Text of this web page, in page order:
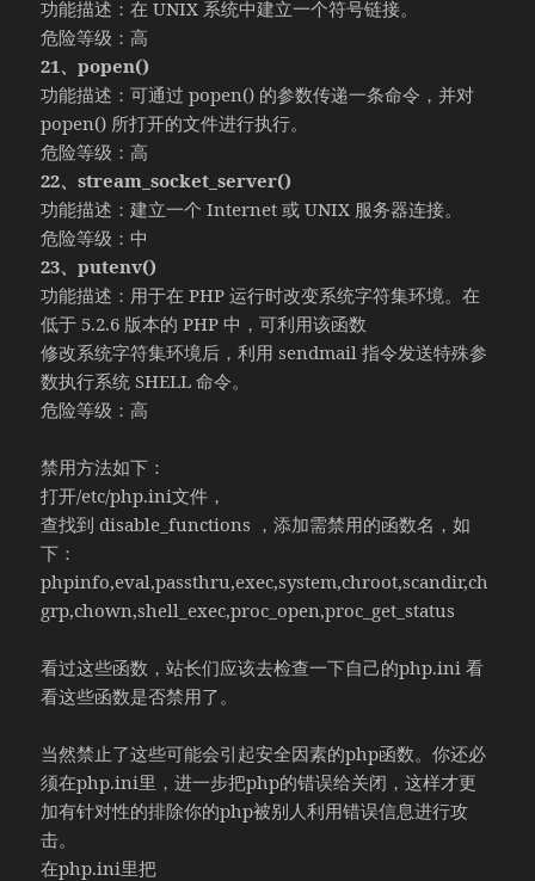
功能描述：在 UNIX 系统中建立一个符号链接。
危险等级：高
21、popen()
功能描述：可通过 popen() 的参数传递一条命令，并对
popen() 所打开的文件进行执行。
危险等级：高
22、stream_socket_server()
功能描述：建立一个 Internet 或 UNIX 服务器连接。
危险等级：中
23、putenv()
功能描述：用于在 PHP 运行时改变系统字符集环境。在
低于 5.2.6 版本的 PHP 中，可利用该函数
修改系统字符集环境后，利用 sendmail 指令发送特殊参
数执行系统 SHELL 命令。
危险等级：高
禁用方法如下：
打开/etc/php.ini文件，
查找到 disable_functions ，添加需禁用的函数名，如
下：
phpinfo,eval,passthru,exec,system,chroot,scandir,ch
grp,chown,shell_exec,proc_open,proc_get_status
看过这些函数，站长们应该去检查一下自己的php.ini 看
看这些函数是否禁用了。
当然禁止了这些可能会引起安全因素的php函数。你还必
须在php.ini里，进一步把php的错误给关闭，这样才更
加有针对性的排除你的php被别人利用错误信息进行攻
击。
在php.ini里把